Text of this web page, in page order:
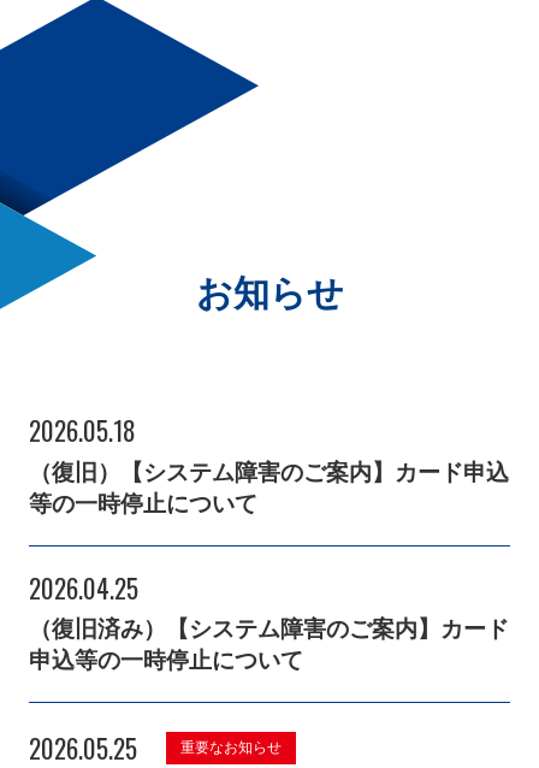
お知らせ
2026.05.18
（復旧）【システム障害のご案内】カード申込
等の一時停止について
2026.04.25
（復旧済み）【システム障害のご案内】カード
申込等の一時停止について
2026.05.25 重要なお知らせ